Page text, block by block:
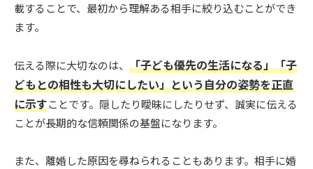
載することで、最初から理解ある相手に絞り込むことができ
ます。
伝える際に大切なのは、 「子ども優先の生活になる」「子
どもとの相性も大切にしたい」という自分の姿勢を正直
に示すことです。隠したり曖昧にしたりせず、誠実に伝える
ことが長期的な信頼関係の基盤になります。
また、離婚した原因を尋ねられることもあります。相手に婚